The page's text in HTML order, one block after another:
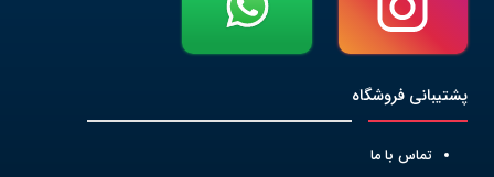
پشتیبانی فروشگاه
تماس با ما